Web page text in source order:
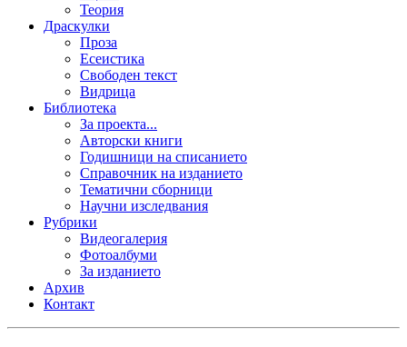
Теория
Драскулки
Проза
Есеистика
Свободен текст
Видрица
Библиотека
За проекта...
Авторски книги
Годишници на списанието
Справочник на изданието
Тематични сборници
Научни изследвания
Рубрики
Видеогалерия
Фотоалбуми
За изданието
Архив
Контакт